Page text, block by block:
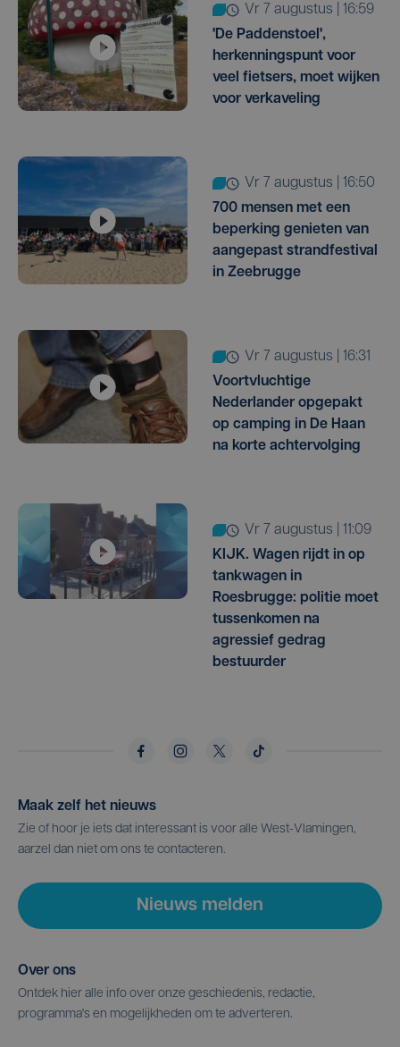
vr 7 augustus | 16:59
'De Paddenstoel',
herkenningspunt voor
veel fietsers, moet wijken
voor verkaveling
vr 7 augustus | 16:50
700 mensen met een
beperking genieten van
aangepast strandfestival
in Zeebrugge
vr 7 augustus | 16:31
Voortvluchtige
Nederlander opgepakt
op camping in De Haan
na korte achtervolging
vr 7 augustus | 11:09
KIJK. Wagen rijdt in op
tankwagen in
Roesbrugge: politie moet
tussenkomen na
agressief gedrag
bestuurder
Maak zelf het nieuws
Zie of hoor je iets dat interessant is voor alle West-Vlamingen,
aarzel dan niet om ons te contacteren.
Nieuws melden
Over ons
Ontdek hier alle info over onze geschiedenis, redactie,
programma's en mogelijkheden om te adverteren.